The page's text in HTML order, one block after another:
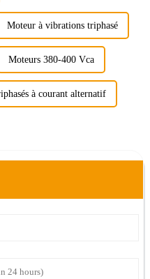
Moteur à vibrations triphasé
Moteurs 380-400 Vca
à courant alternatif